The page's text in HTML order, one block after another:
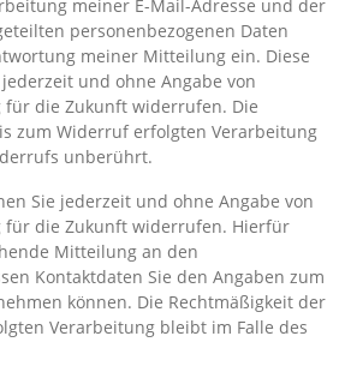
meiner E-Mail-Adresse und der
personenbezogenen Daten
meiner Mitteilung ein. Diese
und ohne Angabe von
für die Zukunft widerrufen. Die
zum Widerruf erfolgten Verarbeitung
unberührt.
Sie jederzeit und ohne Angabe von
für die Zukunft widerrufen. Hierfür
Mitteilung an den
Kontaktdaten Sie den Angaben zum
können. Die Rechtmäßigkeit der
Verarbeitung bleibt im Falle des